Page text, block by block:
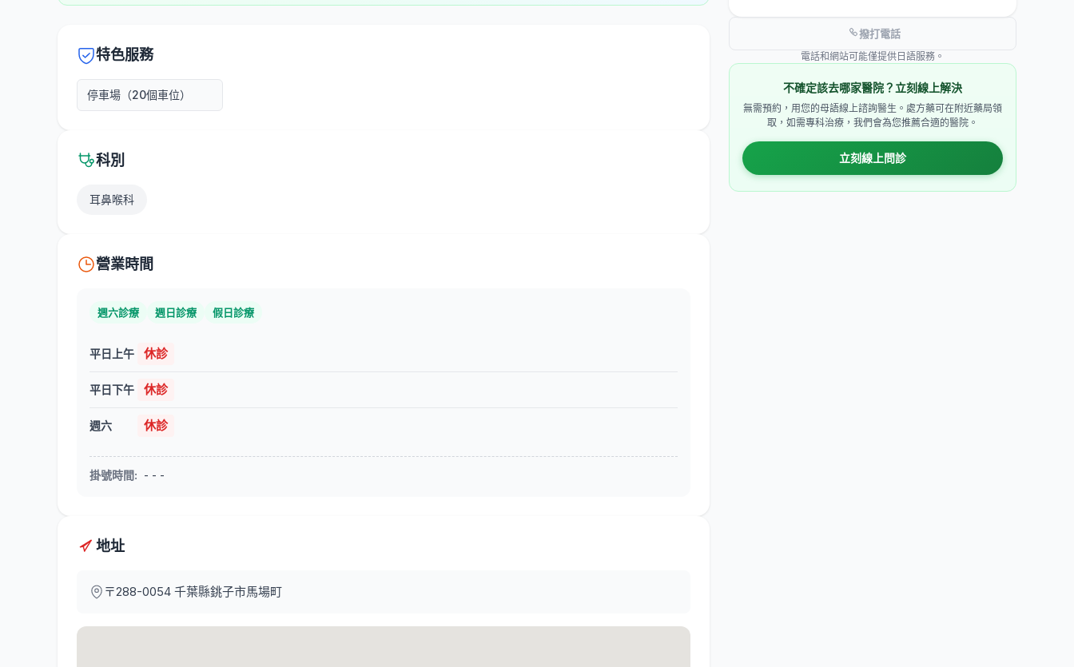
特色服務
停車場（20個車位）
科別
耳鼻喉科
營業時間
週六診療 週日診療 假日診療
平日上午 休診
平日下午 休診
週六 休診
掛號時間: - - -
地址
〒288-0054 千葉縣銚子市馬場町
撥打電話
電話和網站可能僅提供日語服務。
不確定該去哪家醫院？立刻線上解決
無需預約，用您的母語線上諮詢醫生。處方藥可在附近藥局領
取，如需專科治療，我們會為您推薦合適的醫院。
立刻線上問診